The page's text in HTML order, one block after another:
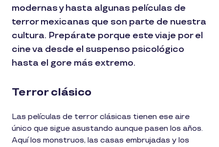
modernas y hasta algunas películas de
terror mexicanas que son parte de nuestra
cultura. Prepárate porque este viaje por el
cine va desde el suspenso psicológico
hasta el gore más extremo.
Terror clásico
Las películas de terror clásicas tienen ese aire
único que sigue asustando aunque pasen los años.
Aquí los monstruos, las casas embrujadas y los